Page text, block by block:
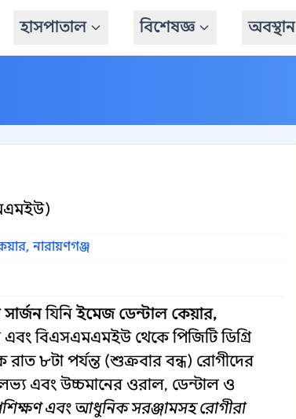
হাসপাতাল বিশেষজ্ঞ অবস্থান
নারায়ণগঞ্জ
যিনিইমেজ ডেন্টাল কেয়ার,
বিএসএমএমইউ থেকে পিজিটি ডিগ্রি
রাত ৮টা পর্যন্ত (শুক্রবার বন্ধ) রোগীদের
এবং উচ্চমানের ওরাল, ডেন্টাল ও
এবং আধুনিক সরঞ্জামসহ রোগীরা